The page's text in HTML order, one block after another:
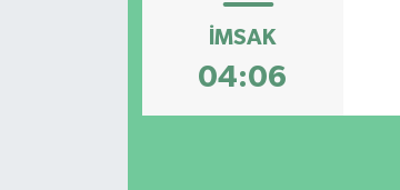
İMSAK
04:06